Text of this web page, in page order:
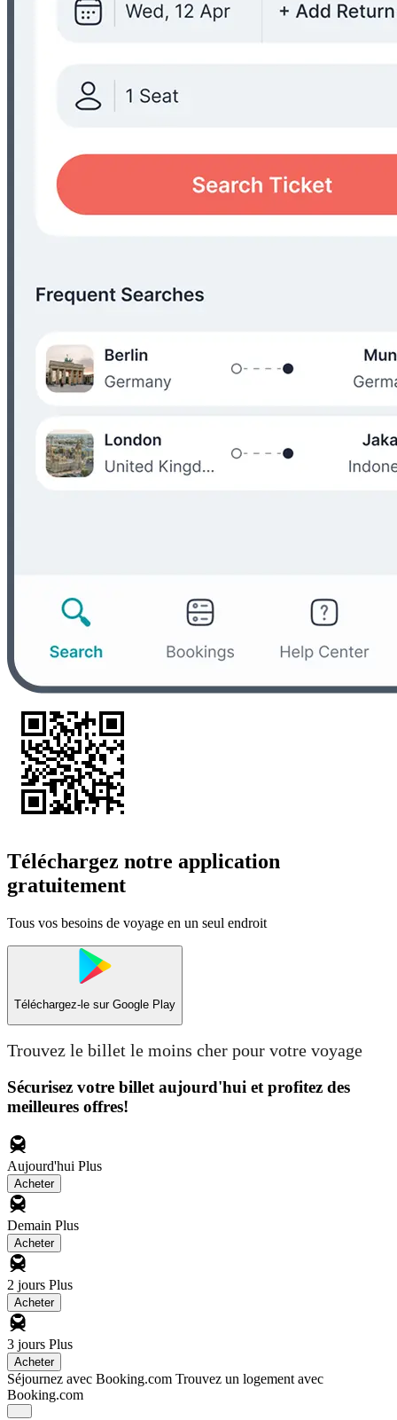
Téléchargez notre application
gratuitement
Tous vos besoins de voyage en un seul endroit
Téléchargez-le sur Google Play
Trouvez le billet le moins cher pour votre voyage
Sécurisez votre billet aujourd'hui et profitez des
meilleures offres!
Aujourd'hui Plus
Acheter
Demain Plus
Acheter
2 jours Plus
Acheter
3 jours Plus
Acheter
Séjournez avec Booking.com Trouvez un logement avec
Booking.com